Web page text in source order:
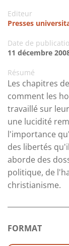
Editeur
Presses
Date de
11 décembre
Résumé
Les chapitres
comment les
travaillé sur
une lucidité
l'importance
des libertés
aborde des
politique, de
christianisme.
FORMAT